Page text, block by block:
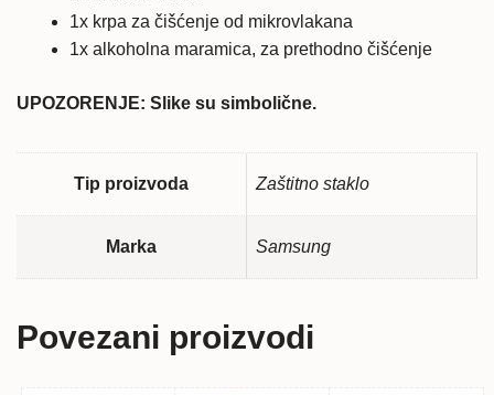
1x krpa za čišćenje od mikrovlakana
1x alkoholna maramica, za prethodno čišćenje
UPOZORENJE: Slike su simbolične.
Tip proizvoda Zaštitno staklo
Marka Samsung
Povezani proizvodi